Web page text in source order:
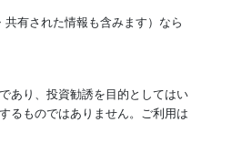
有された情報も含みます）なら
あり、投資勧誘を目的としてはい
るものではありません。ご利用は